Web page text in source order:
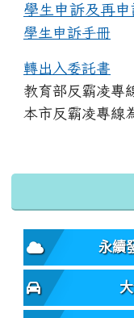
學生申訴及再申
學生申訴手冊
轉出入委託書
教育部反霸凌專
本市反霸凌專線
:::
永續